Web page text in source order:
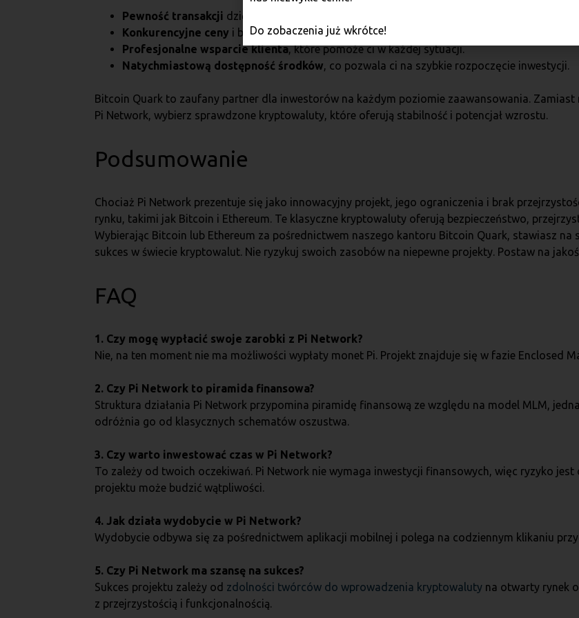
Pewność transakcji dzięki naszej przejrzystej polityce działania.
Konkurencyjne ceny i brak ukrytych opłat.
Profesjonalne wsparcie klienta, które pomoże ci w każdej sytuacji.
Natychmiastową dostępność środków, co pozwala ci na szybkie rozpoczęcie inwestycji.
Bitcoin Quark to zaufany partner dla inwestorów na każdym poziomie zaawansowania.
Pi Network, wybierz sprawdzone kryptowaluty, które oferują stabilność i potencjał wzrostu.
Podsumowanie
Chociaż Pi Network prezentuje się jako innowacyjny projekt, jego ograniczenia i brak
rynku, takimi jak Bitcoin i Ethereum. Te klasyczne kryptowaluty oferują bezpieczeństwo,
Wybierając Bitcoin lub Ethereum za pośrednictwem naszego kantoru Bitcoin Quark, stawiasz
sukces w świecie kryptowalut. Nie ryzykuj swoich zasobów na niepewne projekty. Postaw na
FAQ
1. Czy mogę wypłacić swoje zarobki z Pi Network?
Nie, na ten moment nie ma możliwości wypłaty monet Pi. Projekt znajduje się w fazie Enclosed
2. Czy Pi Network to piramida finansowa?
Struktura działania Pi Network przypomina piramidę finansową ze względu na model MLM,
odróżnia go od klasycznych schematów oszustwa.
3. Czy warto inwestować czas w Pi Network?
To zależy od twoich oczekiwań. Pi Network nie wymaga inwestycji finansowych, więc ryzyko
projektu może budzić wątpliwości.
4. Jak działa wydobycie w Pi Network?
Wydobycie odbywa się za pośrednictwem aplikacji mobilnej i polega na codziennym klikaniu
5. Czy Pi Network ma szansę na sukces?
Sukces projektu zależy od zdolności twórców do wprowadzenia kryptowaluty na otwarty rynek
z przejrzystością i funkcjonalnością.
Do zobaczenia już wkrótce!